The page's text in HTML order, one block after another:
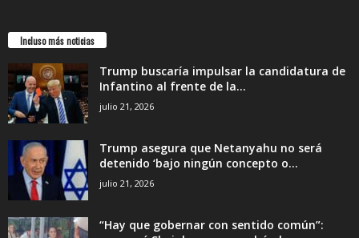
Incluso más noticias
Trump buscaría impulsar la candidatura de
Infantino al frente de la...
julio 21, 2026
Trump asegura que Netanyahu no será
detenido ‘bajo ningún concepto o...
julio 21, 2026
“Hay que gobernar con sentido común”: